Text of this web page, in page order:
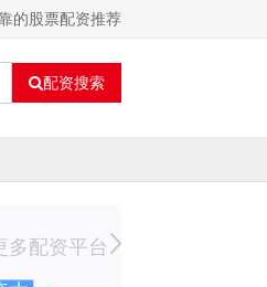
的股票配资推荐
配资搜索
多配资平台